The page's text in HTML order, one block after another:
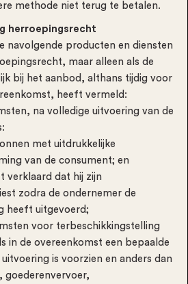
methode niet terug te betalen.
herroepingsrecht
navolgende producten en diensten
maar alleen als de
bij het aanbod, althans tijdig voor
heeft vermeld:
na volledige uitvoering van de
met uitdrukkelijke
van de consument; en
verklaard dat hij zijn
zodra de ondernemer de
heeft uitgevoerd;
voor terbeschikkingstelling
in de overeenkomst een bepaalde
is voorzien en anders dan
goederenvervoer,